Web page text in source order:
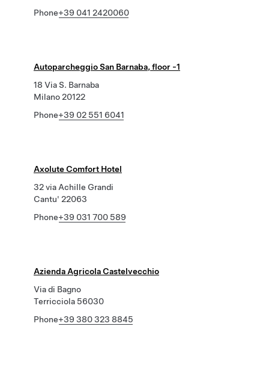
Phone+39 041 2420060
Autoparcheggio San Barnaba, floor -1
18 Via S. Barnaba
Milano 20122
Phone+39 02 551 6041
Axolute Comfort Hotel
32 via Achille Grandi
Cantu' 22063
Phone+39 031 700 589
Azienda Agricola Castelvecchio
Via di Bagno
Terricciola 56030
Phone+39 380 323 8845